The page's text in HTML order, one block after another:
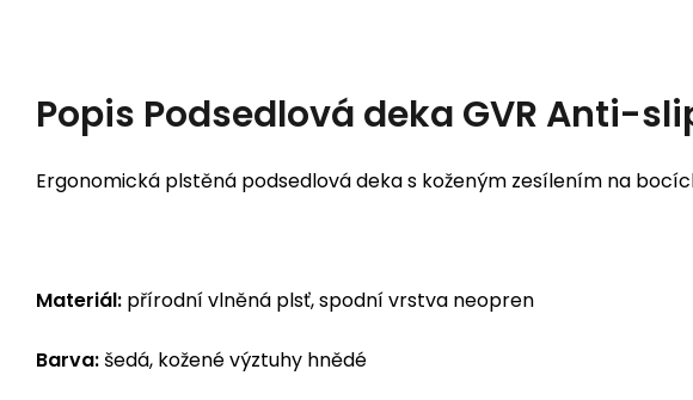
Popis Podsedlová deka GVR Anti-
Ergonomická plstěná podsedlová deka s koženým zesílením na
Materiál: přírodní vlněná plsť, spodní vrstva neopren
Barva:šedá, kožené výztuhy hnědé